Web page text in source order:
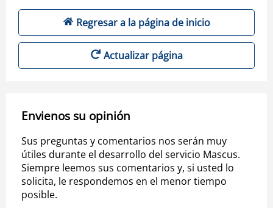
Regresar a la página de inicio
Actualizar página
Envienos su opinión
Sus preguntas y comentarios nos serán muy
útiles durante el desarrollo del servicio Mascus.
Siempre leemos sus comentarios y, si usted lo
solicita, le respondemos en el menor tiempo
posible.